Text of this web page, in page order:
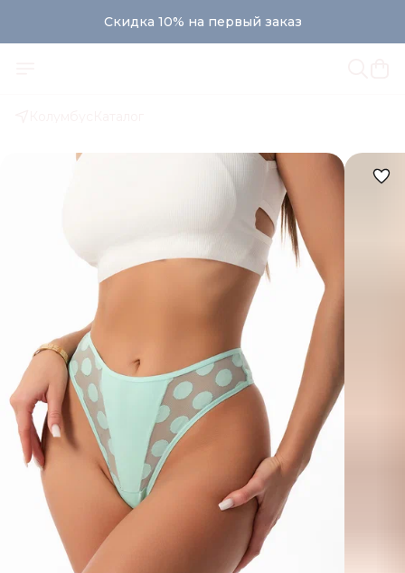
Скидка 10% на первый заказ